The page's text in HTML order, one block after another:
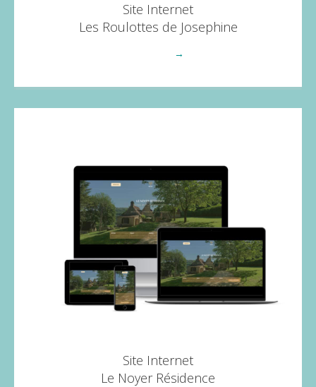
Site Internet
Les Roulottes de Josephine
→
Site Internet
Le Noyer Résidence